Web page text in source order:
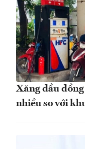
Xăng dầu
nhiều so với